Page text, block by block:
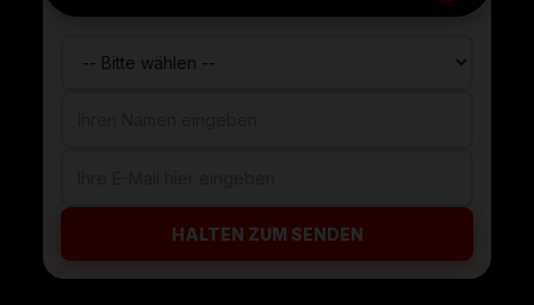
HALTEN ZUM SENDEN